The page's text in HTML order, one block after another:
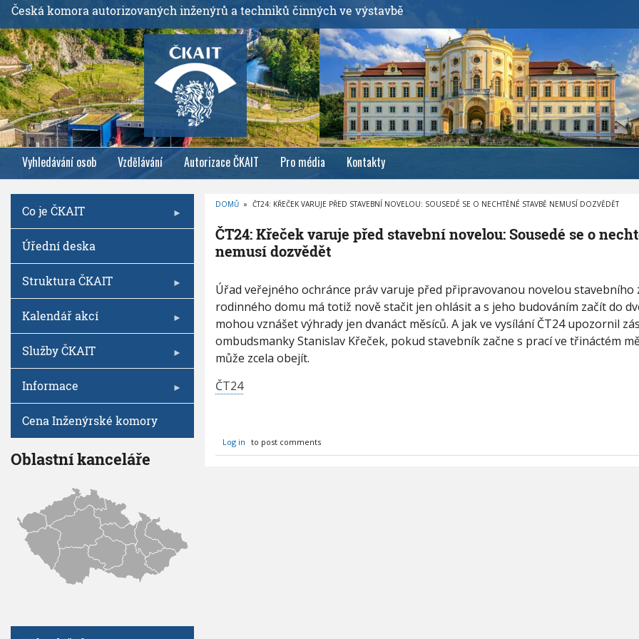
ř
e
j
í
t
k
h
l
v
Česká komora autorizovaných inženýrů a techniků činných ve výstavbě
Vyhledávání osob Vzdělávání Autorizace ČKAIT Pro média Kontakty
R
O
B
E
Č
V
Á
N
A
V
I
G
A
C
E
DOMŮ » ČT24: KŘEČEK VARUJE PŘED STAVEBNÍ NOVELOU: SOUSEDÉ SE O NECHTĚNÉ STAVBĚ NEMUSÍ DOZVĚDĚT
ČT24: Křeček varuje před stavební novelou: Sousedé se o
nemusí dozvědět
Č
2
4
:
K
e
č
Úřad veřejného ochránce práv varuje před připravovanou novelou stavebního
rodinného domu má totiž nově stačit jen ohlásit a s jeho budováním začít do
mohou vznášet výhrady jen dvanáct měsíců. A jak ve vysílání ČT24 upozornil
ombudsmanky Stanislav Křeček, pokud stavebník začne s prací ve třináctém
může zcela obejít.
ČT24
Log in to post comments
Co je ČKAIT
Úřední deska
Struktura ČKAIT
Kalendář akcí
Služby ČKAIT
Informace
Cena Inženýrské komory
Oblastní kanceláře